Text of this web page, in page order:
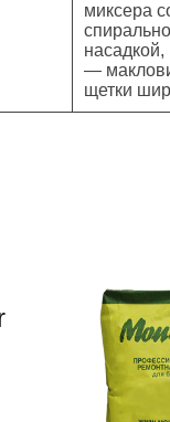
миксера
насадкой,
—
щетки